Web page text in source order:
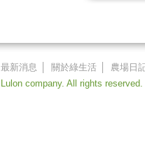
最新消息 關於綠生活
農場日
Lulon company. All rights reserved.